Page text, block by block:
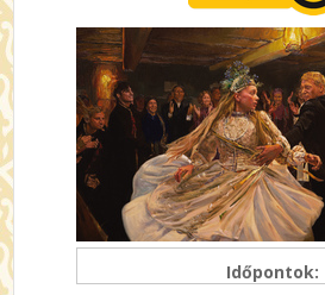
Időpontok: